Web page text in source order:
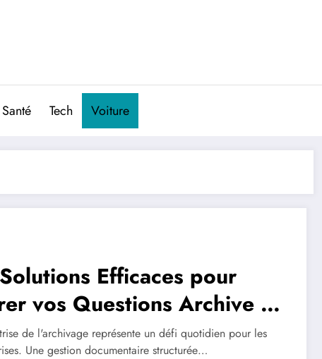
Santé Tech Voiture
Efficaces pour
vos Questions Archive au
de l'archivage représente un défi quotidien pour les
Une gestion documentaire structurée…